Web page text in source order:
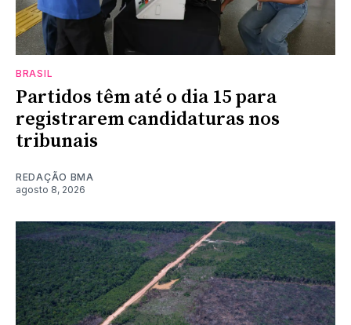
BRASIL
Partidos têm até o dia 15 para
registrarem candidaturas nos
tribunais
REDAÇÃO BMA
agosto 8, 2026